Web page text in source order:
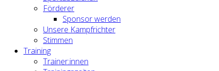
Förderer
Sponsor werden
Unsere Kampfrichter
Stimmen
Training
Trainer:innen